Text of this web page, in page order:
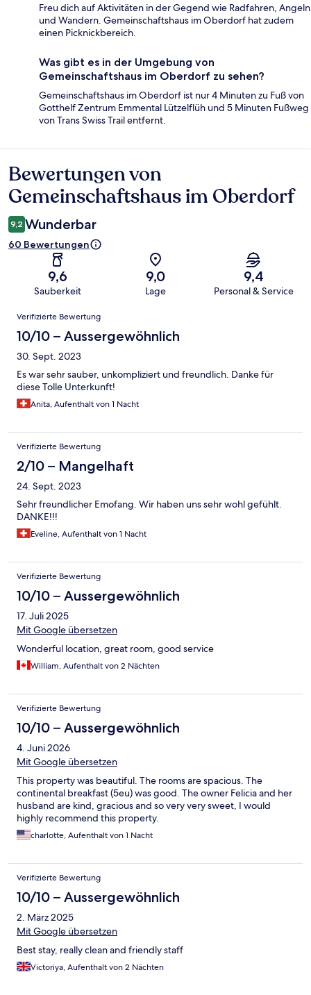
Freu dich auf Aktivitäten in der Gegend wie Radfahren, Angeln
und Wandern. Gemeinschaftshaus im Oberdorf hat zudem
einen Picknickbereich.
Was gibt es in der Umgebung von
Gemeinschaftshaus im Oberdorf zu sehen?
Gemeinschaftshaus im Oberdorf ist nur 4 Minuten zu Fuß von
Gotthelf Zentrum Emmental Lützelflüh und 5 Minuten Fußweg
von Trans Swiss Trail entfernt.
Bewertungen
Bewertungen von
Gemeinschaftshaus im Oberdorf
9,2 Wunderbar
60 Bewertungen
9,6
Sauberkeit
9,0
Lage
9,4
Personal & Service
Bewertungen
Verifizierte Bewertung
10/10 – Aussergewöhnlich
30. Sept. 2023
Es war sehr sauber, unkompliziert und freundlich. Danke für
diese Tolle Unterkunft!
Anita, Aufenthalt von 1 Nacht
Verifizierte Bewertung
2/10 – Mangelhaft
24. Sept. 2023
Sehr freundlicher Emofang. Wir haben uns sehr wohl gefühlt.
DANKE!!!
Eveline, Aufenthalt von 1 Nacht
Verifizierte Bewertung
10/10 – Aussergewöhnlich
17. Juli 2025
Mit Google übersetzen
Wonderful location, great room, good service
William, Aufenthalt von 2 Nächten
Verifizierte Bewertung
10/10 – Aussergewöhnlich
4. Juni 2026
Mit Google übersetzen
This property was beautiful. The rooms are spacious. The
continental breakfast (5eu) was good. The owner Felicia and her
husband are kind, gracious and so very very sweet, I would
highly recommend this property.
charlotte, Aufenthalt von 1 Nacht
Verifizierte Bewertung
10/10 – Aussergewöhnlich
2. März 2025
Mit Google übersetzen
Best stay, really clean and friendly staff
Victoriya, Aufenthalt von 2 Nächten